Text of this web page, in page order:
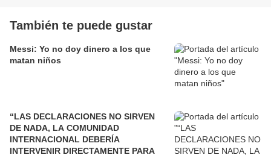
También te puede gustar
Messi: Yo no doy dinero a los que
matan niños
“LAS DECLARACIONES NO SIRVEN
DE NADA, LA COMUNIDAD
INTERNACIONAL DEBERÍA
INTERVENIR DIRECTAMENTE PARA